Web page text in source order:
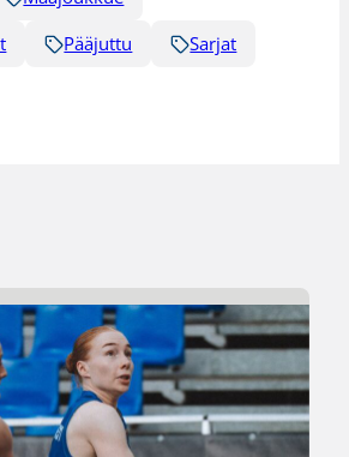
Pääjuttu
Sarjat